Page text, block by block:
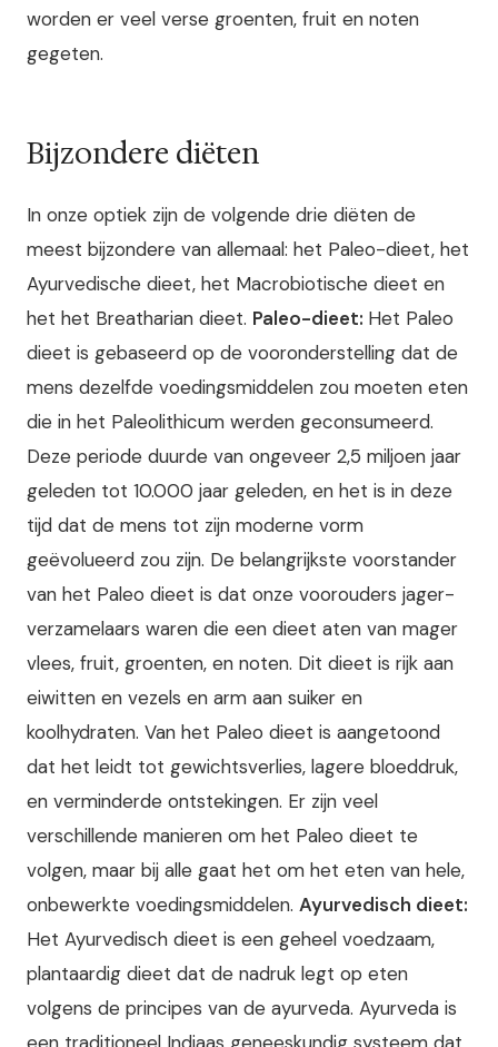
worden er veel verse groenten, fruit en noten
gegeten.
Bijzondere diëten
In onze optiek zijn de volgende drie diëten de
meest bijzondere van allemaal: het Paleo-dieet, het
Ayurvedische dieet, het Macrobiotische dieet en
het het Breatharian dieet. Paleo-dieet: Het Paleo
dieet is gebaseerd op de vooronderstelling dat de
mens dezelfde voedingsmiddelen zou moeten eten
die in het Paleolithicum werden geconsumeerd.
Deze periode duurde van ongeveer 2,5 miljoen jaar
geleden tot 10.000 jaar geleden, en het is in deze
tijd dat de mens tot zijn moderne vorm
geëvolueerd zou zijn. De belangrijkste voorstander
van het Paleo dieet is dat onze voorouders jager-
verzamelaars waren die een dieet aten van mager
vlees, fruit, groenten, en noten. Dit dieet is rijk aan
eiwitten en vezels en arm aan suiker en
koolhydraten. Van het Paleo dieet is aangetoond
dat het leidt tot gewichtsverlies, lagere bloeddruk,
en verminderde ontstekingen. Er zijn veel
verschillende manieren om het Paleo dieet te
volgen, maar bij alle gaat het om het eten van hele,
onbewerkte voedingsmiddelen. Ayurvedisch dieet:
Het Ayurvedisch dieet is een geheel voedzaam,
plantaardig dieet dat de nadruk legt op eten
volgens de principes van de ayurveda. Ayurveda is